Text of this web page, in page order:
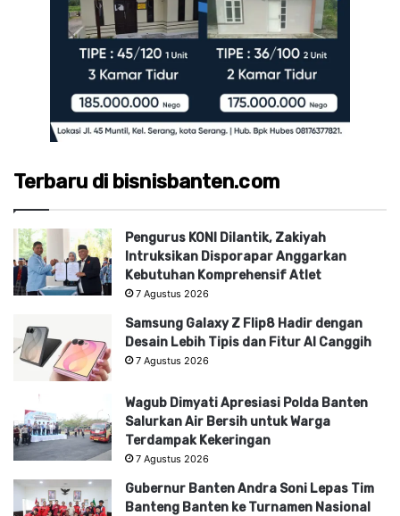
Terbaru di bisnisbanten.com
Pengurus KONI Dilantik, Zakiyah
Intruksikan Disporapar Anggarkan
Kebutuhan Komprehensif Atlet
7 Agustus 2026
Samsung Galaxy Z Flip8 Hadir dengan
Desain Lebih Tipis dan Fitur AI Canggih
7 Agustus 2026
Wagub Dimyati Apresiasi Polda Banten
Salurkan Air Bersih untuk Warga
Terdampak Kekeringan
7 Agustus 2026
Gubernur Banten Andra Soni Lepas Tim
Banteng Banten ke Turnamen Nasional